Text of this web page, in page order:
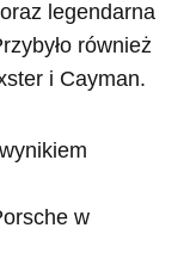
legendarna
również
i Cayman.
w